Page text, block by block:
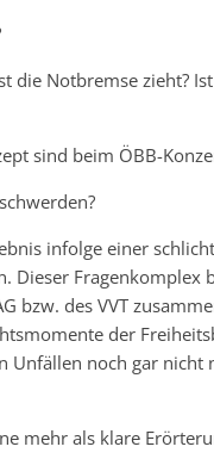
die Notbremse zieht?
sind beim ÖBB-
infolge einer
Dieser Fragenkomplex
bzw. des VVT
der
Unfällen noch gar
mehr als klare